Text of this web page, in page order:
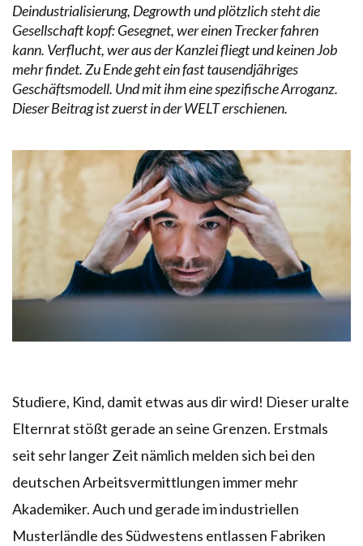
Deindustrialisierung, Degrowth und plötzlich steht die
Gesellschaft kopf: Gesegnet, wer einen Trecker fahren
kann. Verflucht, wer aus der Kanzlei fliegt und keinen Job
mehr findet. Zu Ende geht ein fast tausendjähriges
Geschäftsmodell. Und mit ihm eine spezifische Arroganz.
Dieser Beitrag ist zuerst in der WELT erschienen.
Studiere, Kind, damit etwas aus dir wird! Dieser uralte
Elternrat stößt gerade an seine Grenzen. Erstmals
seit sehr langer Zeit nämlich melden sich bei den
deutschen Arbeitsvermittlungen immer mehr
Akademiker. Auch und gerade im industriellen
Musterländle des Südwestens entlassen Fabriken